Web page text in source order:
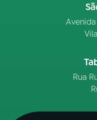
Avenida
Rua